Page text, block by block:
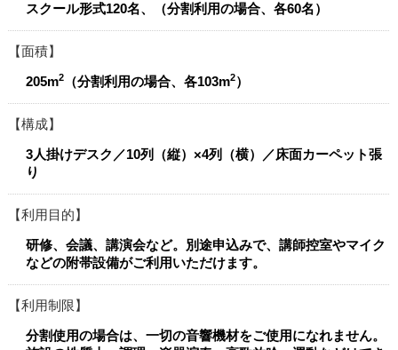
スクール形式120名、（分割利用の場合、各60名）
面積
205m2（分割利用の場合、各103m2）
構成
3人掛けデスク／10列（縦）×4列（横）／床面カーペット張
り
利用目的
研修、会議、講演会など。別途申込みで、講師控室やマイク
などの附帯設備がご利用いただけます。
利用制限
分割使用の場合は、一切の音響機材をご使用になれません。